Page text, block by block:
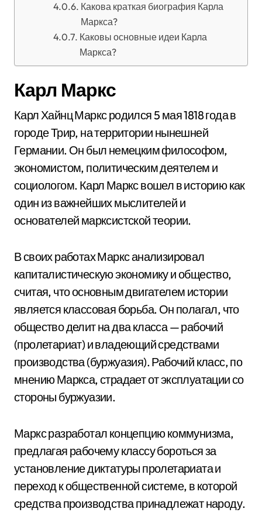
Какова краткая биография Карла
Маркса?
Каковы основные идеи Карла
Маркса?
Карл Маркс
Карл Хайнц Маркс родился 5 мая 1818 года в
городе Трир, на территории нынешней
Германии. Он был немецким философом,
экономистом, политическим деятелем и
социологом. Карл Маркс вошел в историю как
один из важнейших мыслителей и
основателей марксистской теории.
В своих работах Маркс анализировал
капиталистическую экономику и общество,
считая, что основным двигателем истории
является классовая борьба. Он полагал, что
общество делит на два класса — рабочий
(пролетариат) и владеющий средствами
производства (буржуазия). Рабочий класс, по
мнению Маркса, страдает от эксплуатации со
стороны буржуазии.
Маркс разработал концепцию коммунизма,
предлагая рабочему классу бороться за
установление диктатуры пролетариата и
переход к общественной системе, в которой
средства производства принадлежат народу.